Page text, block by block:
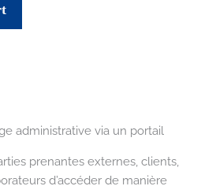
administrative via un portail
prenantes externes, clients,
d’accéder de manière